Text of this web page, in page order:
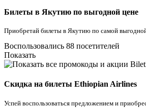
Билеты в Якутию по выгодной цене
Приобретай билеты в Якутию по самой
Воспользовались 88 посетителей
Показать
Скидка на билеты Ethiopian Airlines
Успей воспользоваться предложением и